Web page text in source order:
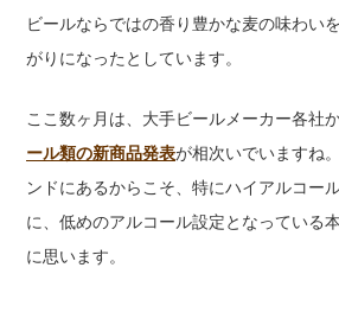
ビールならではの香り豊かな麦の味わい
がりになったとしています。
ここ数ヶ月は、大手ビールメーカー各社
ール類の新商品発表が相次いでいますね
ンドにあるからこそ、特にハイアルコー
に、低めのアルコール設定となっている
に思います。